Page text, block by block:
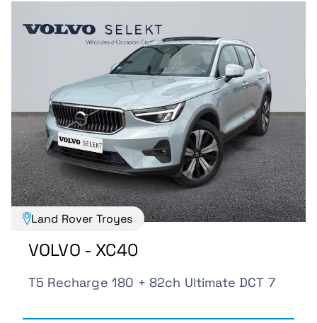
Land Rover Troyes
VOLVO - XC40
T5 Recharge 180 + 82ch Ultimate DCT 7